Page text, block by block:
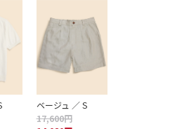
ベージュ ／ S
17,600円